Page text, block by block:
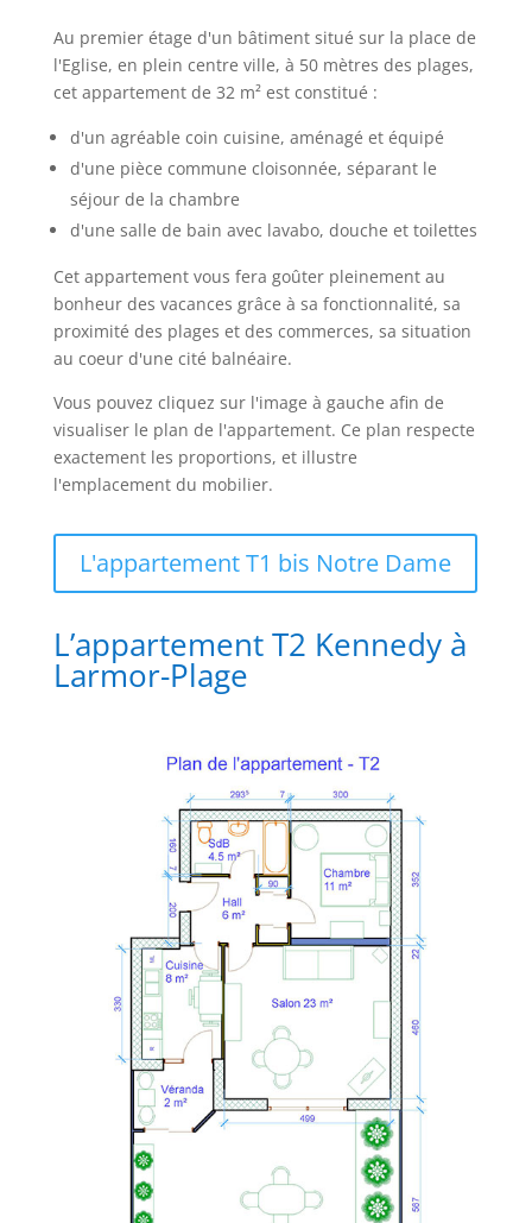
Au premier étage d'un bâtiment situé sur la place de
l'Eglise, en plein centre ville, à 50 mètres des plages,
cet appartement de 32 m² est constitué :
d'un agréable coin cuisine, aménagé et équipé
d'une pièce commune cloisonnée, séparant le
séjour de la chambre
d'une salle de bain avec lavabo, douche et toilettes
Cet appartement vous fera goûter pleinement au
bonheur des vacances grâce à sa fonctionnalité, sa
proximité des plages et des commerces, sa situation
au coeur d'une cité balnéaire.
Vous pouvez cliquez sur l'image à gauche afin de
visualiser le plan de l'appartement. Ce plan respecte
exactement les proportions, et illustre
l'emplacement du mobilier.
L'appartement T1 bis Notre Dame
L’appartement T2 Kennedy à
Larmor-Plage